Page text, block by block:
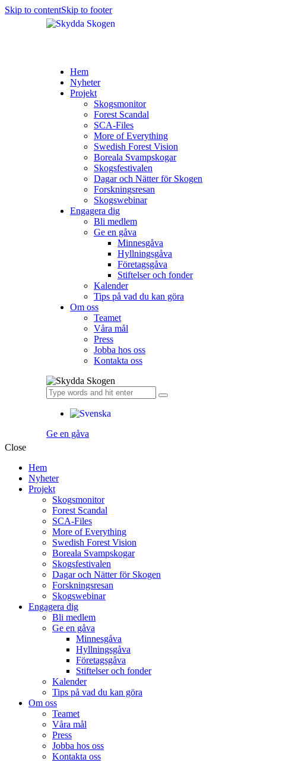
Skip to contentSkip to footer
Hem
Nyheter
Projekt
Skogsmonitor
Forest Scandal
SCA-Files
More of Everything
Swedish Forest Vision
Boreala Svampskogar
Skogsfestivalen
Dagar och Nätter för Skogen
Forskningsresan
Skogswebinar
Engagera dig
Bli medlem
Ge en gåva
Minnesgåva
Hyllningsgåva
Företagsgåva
Stiftelser och fonder
Kalender
Tips på vad du kan göra
Om oss
Teamet
Våra mål​
Press
Jobba hos oss
Kontakta oss
Ge en gåva
Close
Hem
Nyheter
Projekt
Skogsmonitor
Forest Scandal
SCA-Files
More of Everything
Swedish Forest Vision
Boreala Svampskogar
Skogsfestivalen
Dagar och Nätter för Skogen
Forskningsresan
Skogswebinar
Engagera dig
Bli medlem
Ge en gåva
Minnesgåva
Hyllningsgåva
Företagsgåva
Stiftelser och fonder
Kalender
Tips på vad du kan göra
Om oss
Teamet
Våra mål​
Press
Jobba hos oss
Kontakta oss